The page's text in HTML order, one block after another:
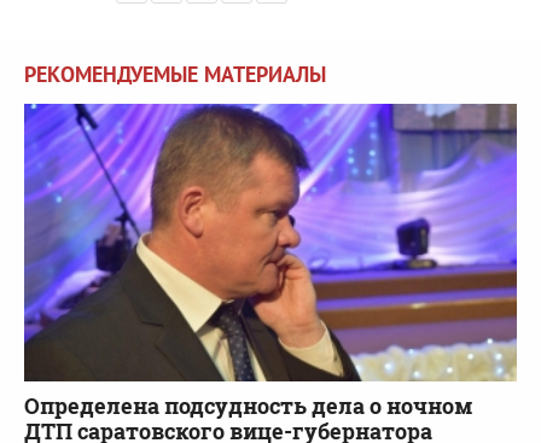
РЕКОМЕНДУЕМЫЕ МАТЕРИАЛЫ
Определена подсудность дела о ночном
ДТП саратовского вице-губернатора